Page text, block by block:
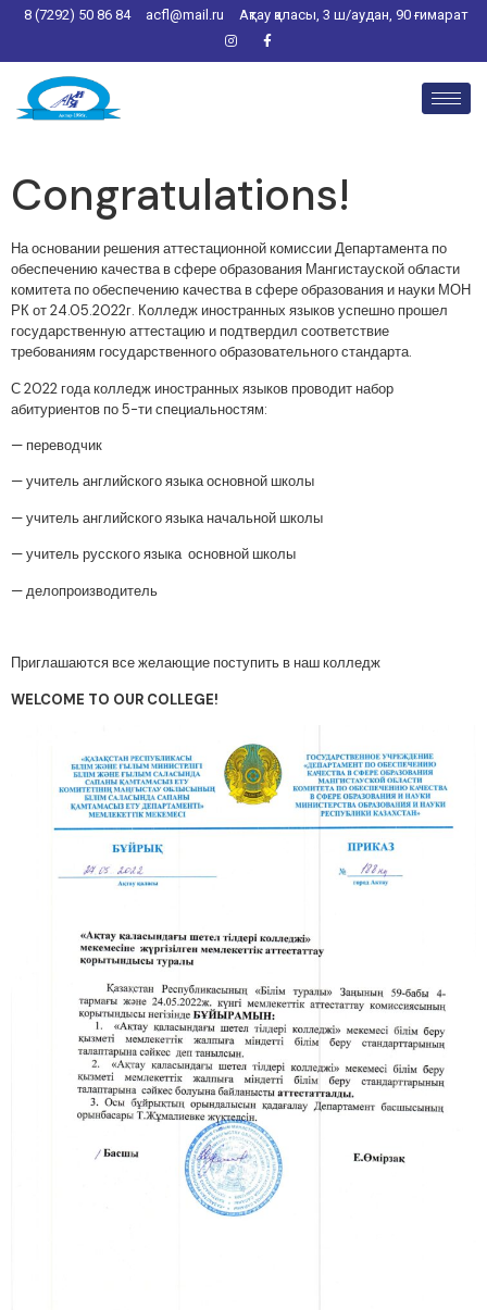
8 (7292) 50 86 84 acfl@mail.ru Ақтау қаласы, 3 ш/аудан, 90 ғимарат
Congratulations!
На основании решения аттестационной комиссии Департамента по
обеспечению качества в сфере образования Мангистауской области
комитета по обеспечению качества в сфере образования и науки МОН
РК от 24.05.2022г. Колледж иностранных языков успешно прошел
государственную аттестацию и подтвердил соответствие
требованиям государственного образовательного стандарта.
С 2022 года колледж иностранных языков проводит набор
абитуриентов по 5-ти специальностям:
— переводчик
— учитель английского языка основной школы
— учитель английского языка начальной школы
— учитель русского языка основной школы
— делопроизводитель
Приглашаются все желающие поступить в наш колледж
WELCOME TO OUR COLLEGE!